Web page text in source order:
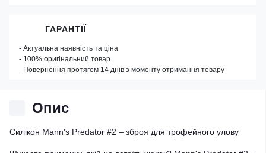
Опис
Силікон Mann's Predator #2 – зброя для трофейного улову
ГАРАНТІЇ
- Актуальна наявність та ціна
- 100% оригінальний товар
- Повернення протягом 14 днів з моменту отримання товару